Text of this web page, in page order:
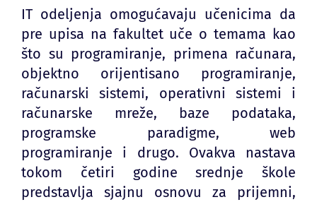
IT odeljenja omogućavaju učenicima da
pre upisa na fakultet uče o temama kao
što su programiranje, primena računara,
objektno orijentisano programiranje,
računarski sistemi, operativni sistemi i
računarske mreže, baze podataka,
programske paradigme, web
programiranje i drugo. Ovakva nastava
tokom četiri godine srednje škole
predstavlja sjajnu osnovu za prijemni,